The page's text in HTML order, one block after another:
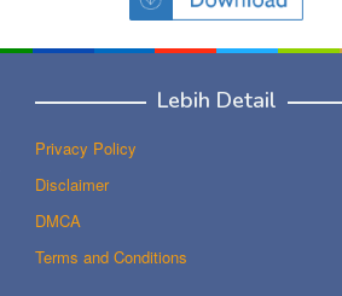
Lebih Detail
Privacy Policy
Disclaimer
DMCA
Terms and Conditions